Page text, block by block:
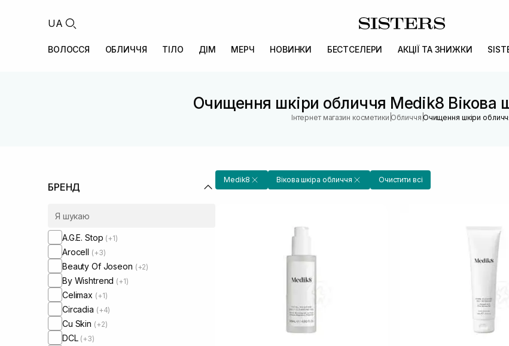
UA
ВОЛОССЯ ОБЛИЧЧЯ ТІЛО ДІМ МЕРЧ НОВИНКИ БЕСТСЕЛЕРИ АКЦІЇ ТА ЗНИЖКИ
Очищення шкіри обличчя Medik8 Вікова
Інтернет магазин косметики |Обличчя |Очищення шкіри
БРЕНД
A.G.E. Stop (+1)
Arocell (+3)
Beauty Of Joseon (+2)
By Wishtrend (+1)
Celimax (+1)
Circadia (+4)
Cu Skin (+2)
DCL (+3)
Medik8 Вікова шкіра обличчя Очистити всі